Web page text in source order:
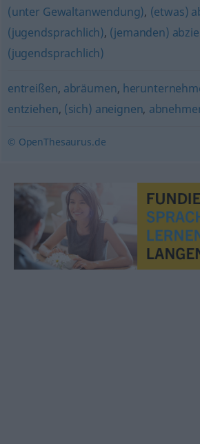
(unter Gewaltanwendung), (etwas)
(jugendsprachlich), (jemanden)
(jugendsprachlich)
entreißen, abräumen,
entziehen, (sich) aneignen,
© OpenThesaurus.de